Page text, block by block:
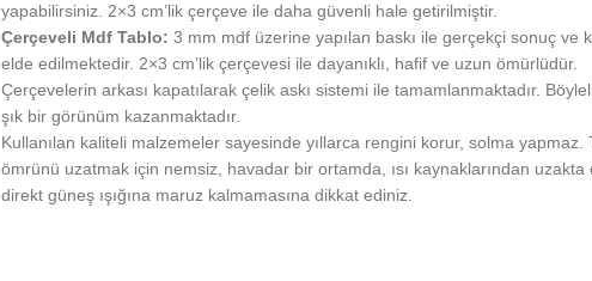
yapabilirsiniz. 2×3 cm’lik çerçeve ile daha güvenli hale getirilmiştir.
Çerçeveli Mdf Tablo: 3 mm mdf üzerine yapılan baskı ile gerçekçi sonuç ve
elde edilmektedir. 2×3 cm’lik çerçevesi ile dayanıklı, hafif ve uzun ömürlüdür.
Çerçevelerin arkası kapatılarak çelik askı sistemi ile tamamlanmaktadır.
şık bir görünüm kazanmaktadır.
Kullanılan kaliteli malzemeler sayesinde yıllarca rengini korur, solma yapmaz.
ömrünü uzatmak için nemsiz, havadar bir ortamda, ısı kaynaklarından uzakta
direkt güneş ışığına maruz kalmamasına dikkat ediniz.